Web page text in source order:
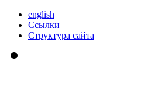
english
Ссылки
Структура сайта